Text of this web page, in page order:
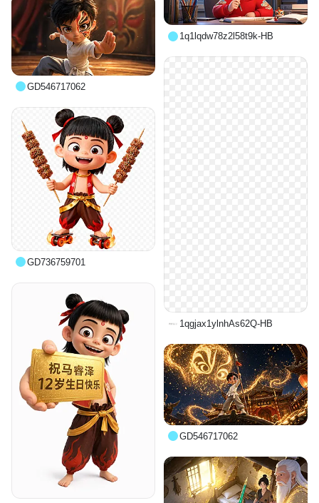
1q1lqdw78z2l58t9k-HB
GD546717062
1qgjax1ylnhAs62Q-HB
GD736759701
GD546717062